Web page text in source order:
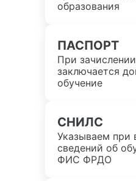
образования
ПАСПОРТ
При
заключается
обучение
СНИЛС
Указываем при
сведений об
ФИС ФРДО